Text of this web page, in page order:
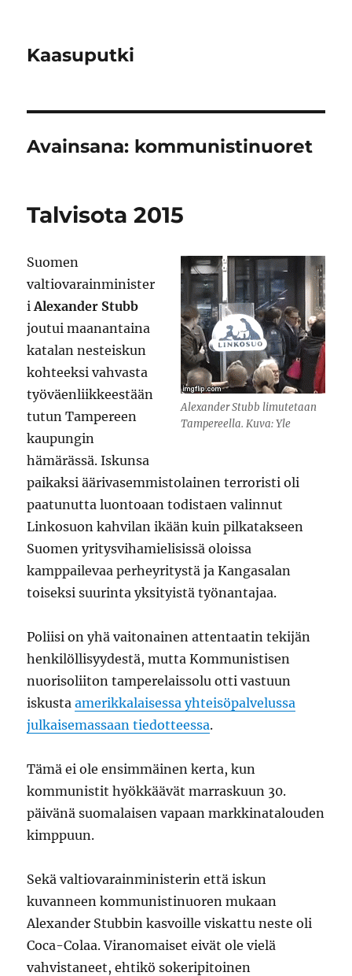
Kaasuputki
Avainsana: kommunistinuoret
Talvisota 2015
Alexander Stubb limutetaan
Tampereella. Kuva: Yle
Suomen
valtiovarainminister
iAlexander Stubb
joutui maanantaina
katalan nesteiskun
kohteeksi vahvasta
työväenliikkeestään
tutun Tampereen
kaupungin
hämärässä. Iskunsa
paikaksi äärivasemmistolainen terroristi oli
paatunutta luontoaan todistaen valinnut
Linkosuon kahvilan ikään kuin pilkatakseen
Suomen yritysvihamielisissä oloissa
kamppailevaa perheyritystä ja Kangasalan
toiseksi suurinta yksityistä työnantajaa.
Poliisi on yhä vaitonainen attentaatin tekijän
henkilöllisyydestä, mutta Kommunistisen
nuorisoliiton tamperelaissolu otti vastuun
iskustaamerikkalaisessa yhteisöpalvelussa
julkaisemassaan tiedotteessa.
Tämä ei ole ensimmäinen kerta, kun
kommunistit hyökkäävät marraskuun 30.
päivänä suomalaisen vapaan markkinatalouden
kimppuun.
Sekä valtiovarainministerin että iskun
kuvanneen kommunistinuoren mukaan
Alexander Stubbin kasvoille viskattu neste oli
Coca-Colaa. Viranomaiset eivät ole vielä
vahvistaneet, ehtikö sokeripitoinen